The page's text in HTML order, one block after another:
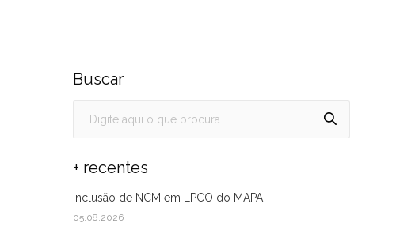
Buscar
+ recentes
Inclusão de NCM em LPCO do MAPA
05.08.2026